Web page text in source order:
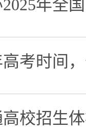
年全
考时间
校招生